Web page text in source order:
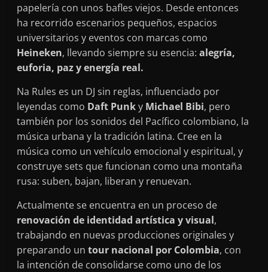
papelería con unos bafles viejos. Desde entonces
ha recorrido escenarios pequeños, espacios
universitarios y eventos con marcas como
Heineken, llevando siempre su esencia:alegría,
euforia, paz y energía real.
Na Rules es un DJ sin reglas, influenciado por
leyendas como Daft Punky Michael Bibi, pero
también por los sonidos del Pacífico colombiano, la
música urbana y la tradición latina. Cree en la
música como un vehículo emocional y espiritual, y
construye sets que funcionan como una montaña
rusa: suben, bajan, liberan y renuevan.
Actualmente se encuentra en un proceso de
renovación de identidad artística y visual,
trabajando en nuevas producciones originales y
preparando untour nacional por Colombia, con
la intención de consolidarse como uno de los